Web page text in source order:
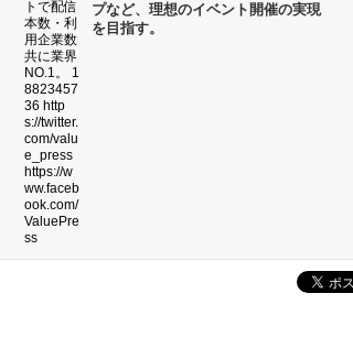
プなど、理想のイベント開催の実現
を目指す。
雲の形（十種雲形まとめ）
吉本新喜劇の歴代座長
前田利家は唐沢寿明だけ？まつは…
珍獣テンレックの護身術～日本最…